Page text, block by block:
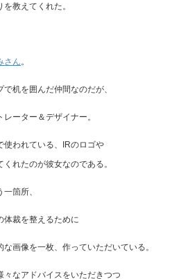
教えてくれた。
さん。
机を囲んだ仲間なのだが、
ーター＆デザイナー。
使われている、IRのロゴや
れたのが彼女なのである。
箇所、
体裁を整えるために
画像を一枚、作っていただいている。
々なアドバイスをいただきつつ